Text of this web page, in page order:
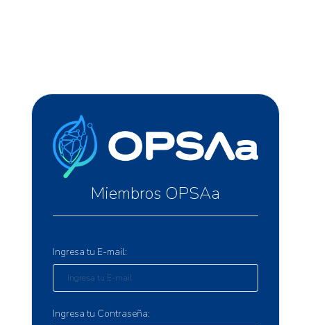
Miembros OPSAa
Ingresa tu E-mail:
Ingresa tu Contraseña: